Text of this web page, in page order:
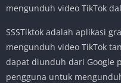
mengunduh video TikTok
SSSTiktok adalah aplikasi
mengunduh video TikTok
dapat diunduh dari Google
pengguna untuk